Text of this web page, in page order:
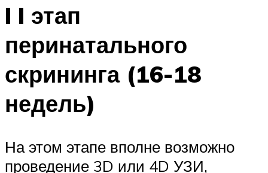
I I этап
перинатального
скрининга (16-18
недель)
На этом этапе вполне возможно
проведение 3D или 4D УЗИ,